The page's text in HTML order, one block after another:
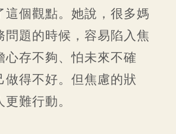
這個觀點。她說，很多媽
問題的時候，容易陷入焦
心存不夠、怕未來不確
做得不好。但焦慮的狀
難行動。